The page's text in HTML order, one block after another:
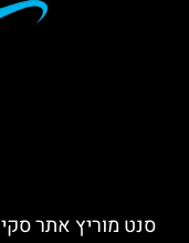
סנט מוריץ אתר סקי